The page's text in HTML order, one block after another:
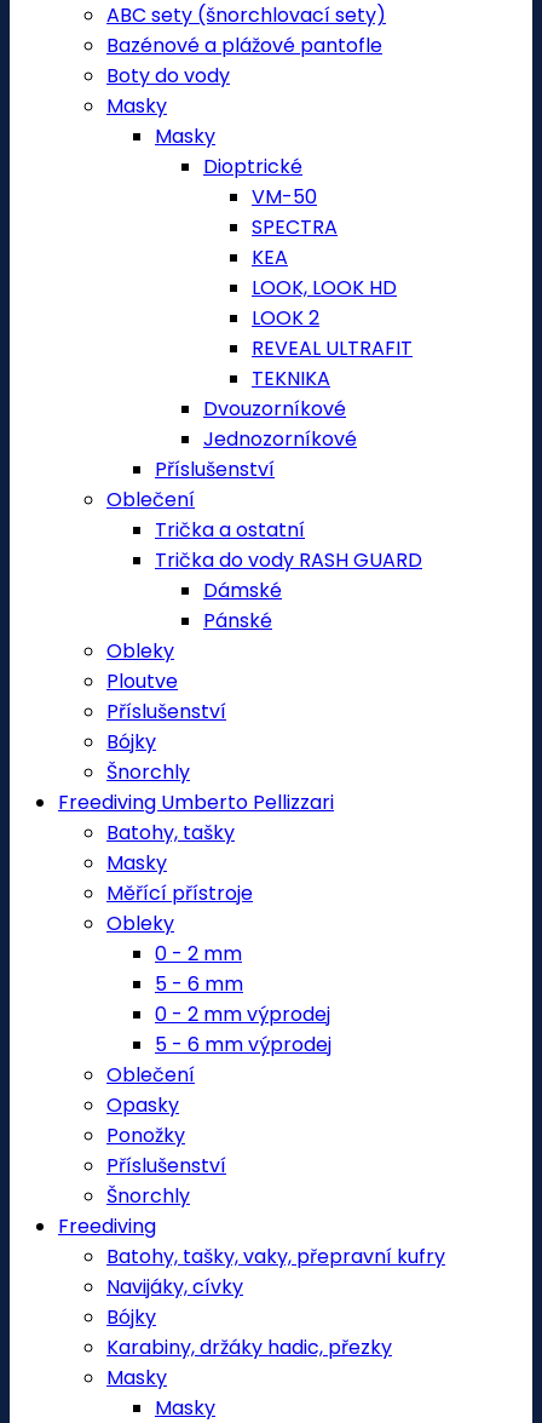
ABC sety (šnorchlovací sety)
Bazénové a plážové pantofle
Boty do vody
Masky
Masky
Dioptrické
VM-50
SPECTRA
KEA
LOOK, LOOK HD
LOOK 2
REVEAL ULTRAFIT
TEKNIKA
Dvouzorníkové
Jednozorníkové
Příslušenství
Oblečení
Trička a ostatní
Trička do vody RASH GUARD
Dámské
Pánské
Obleky
Ploutve
Příslušenství
Bójky
Šnorchly
Freediving Umberto Pellizzari
Batohy, tašky
Masky
Měřící přístroje
Obleky
0 - 2 mm
5 - 6 mm
0 - 2 mm výprodej
5 - 6 mm výprodej
Oblečení
Opasky
Ponožky
Příslušenství
Šnorchly
Freediving
Batohy, tašky, vaky, přepravní kufry
Navijáky, cívky
Bójky
Karabiny, držáky hadic, přezky
Masky
Masky